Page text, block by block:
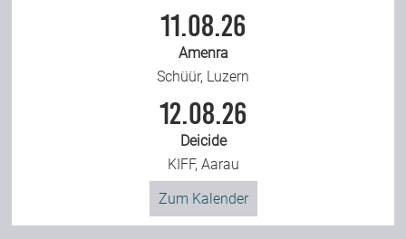
11.08.26
Amenra
Schüür, Luzern
12.08.26
Deicide
KIFF, Aarau
Zum Kalender